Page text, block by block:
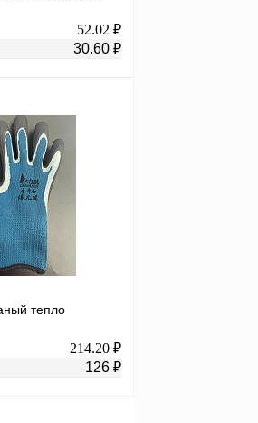
52.02 ₽
30.60 ₽
корзину
сравнению
тепло
214.20 ₽
126 ₽